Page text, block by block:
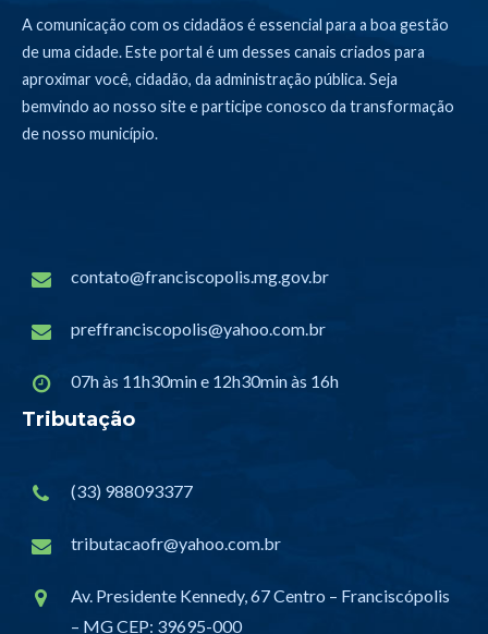
A comunicação com os cidadãos é essencial para a boa gestão
de uma cidade. Este portal é um desses canais criados para
aproximar você, cidadão, da administração pública. Seja
bemvindo ao nosso site e participe conosco da transformação
de nosso município.
contato@franciscopolis.mg.gov.br
preffranciscopolis@yahoo.com.br
07h às 11h30min e 12h30min às 16h
Tributação
(33) 988093377
tributacaofr@yahoo.com.br
Av. Presidente Kennedy, 67 Centro – Franciscópolis
– MG CEP: 39695-000